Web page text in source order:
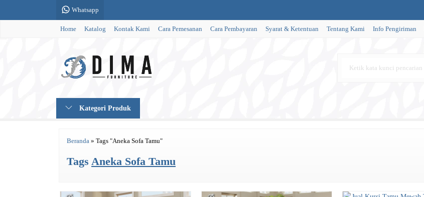
Whatsapp
Home Katalog Kontak Kami Cara Pemesanan Cara Pembayaran Syarat & Ketentuan Tentang Kami Info Pengiriman
Kategori Produk
Beranda » Tags "Aneka Sofa Tamu"
Tags Aneka Sofa Tamu